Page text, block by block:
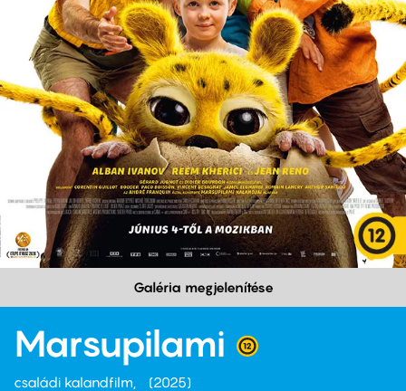
Galéria megjelenítése
Marsupilami
családi kalandfilm
2025